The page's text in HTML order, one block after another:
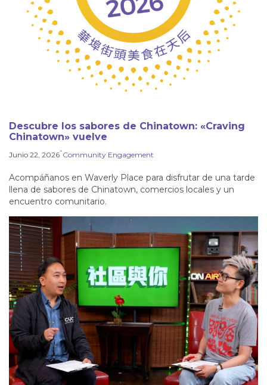
Descubre los sabores de Chinatown: «Craving
Chinatown» vuelve
Junio 22, 2026-Community Engagement
Acompáñanos en Waverly Place para disfrutar de una tarde
llena de sabores de Chinatown, comercios locales y un
encuentro comunitario.